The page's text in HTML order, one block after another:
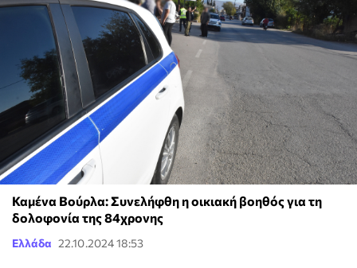
Καμένα Βούρλα: Συνελήφθη η οικιακή βοηθός για τη
δολοφονία της 84χρονης
Ελλάδα 22.10.2024 18:53